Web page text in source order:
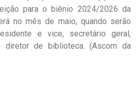
para o biênio 2024/2026 da
no mês de maio, quando serão
e vice, secretário geral,
de biblioteca. (Ascom da